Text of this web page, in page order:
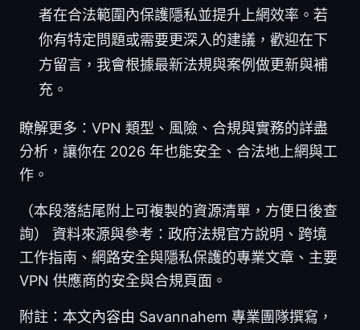
者在合法範圍內保護隱私並提升上網效率。若
你有特定問題或需要更深入的建議，歡迎在下
方留言，我會根據最新法規與案例做更新與補
充。
瞭解更多：VPN 類型、風險、合規與實務的詳盡
分析，讓你在 2026 年也能安全、合法地上網與工
作。
（本段落結尾附上可複製的資源清單，方便日後查
詢） 資料來源與參考：政府法規官方說明、跨境
工作指南、網路安全與隱私保護的專業文章、主要
VPN 供應商的安全與合規頁面。
附註：本文內容由 Savannahem 專業團隊撰寫，